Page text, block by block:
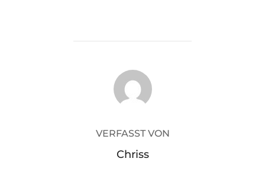
BEITRAGSAUTOR
VERFASST VON
Chriss